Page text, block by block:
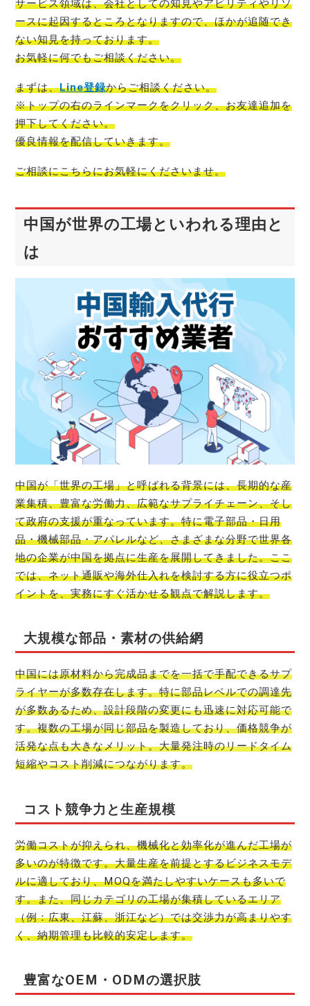
サービス領域は、会社としての知見やアビリティやリソ
ースに起因するところとなりますので、ほかが追随でき
ない知見を持っております。
お気軽に何でもご相談ください。
まずは、Line登録からご相談ください。
※トップの右のラインマークをクリック、お友達追加を
押下してください。
優良情報を配信していきます。
ご相談にこちらにお気軽にくださいませ。
中国が世界の工場といわれる理由と
は
中国が「世界の工場」と呼ばれる背景には、長期的な産
業集積、豊富な労働力、広範なサプライチェーン、そし
て政府の支援が重なっています。特に電子部品・日用
品・機械部品・アパレルなど、さまざまな分野で世界各
地の企業が中国を拠点に生産を展開してきました。ここ
では、ネット通販や海外仕入れを検討する方に役立つポ
イントを、実務にすぐ活かせる観点で解説します。
大規模な部品・素材の供給網
中国には原材料から完成品までを一括で手配できるサプ
ライヤーが多数存在します。特に部品レベルでの調達先
が多数あるため、設計段階の変更にも迅速に対応可能で
す。複数の工場が同じ部品を製造しており、価格競争が
活発な点も大きなメリット。大量発注時のリードタイム
短縮やコスト削減につながります。
コスト競争力と生産規模
労働コストが抑えられ、機械化と効率化が進んだ工場が
多いのが特徴です。大量生産を前提とするビジネスモデ
ルに適しており、MOQを満たしやすいケースも多いで
す。また、同じカテゴリの工場が集積しているエリア
（例：広東、江蘇、浙江など）では交渉力が高まりやす
く、納期管理も比較的安定します。
豊富なOEM・ODMの選択肢